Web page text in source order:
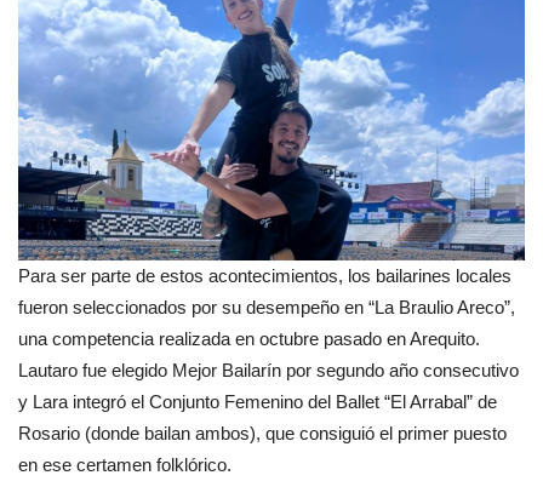
Para ser parte de estos acontecimientos, los bailarines locales
fueron seleccionados por su desempeño en “La Braulio Areco”,
una competencia realizada en octubre pasado en Arequito.
Lautaro fue elegido Mejor Bailarín por segundo año consecutivo
y Lara integró el Conjunto Femenino del Ballet “El Arrabal” de
Rosario (donde bailan ambos), que consiguió el primer puesto
en ese certamen folklórico.